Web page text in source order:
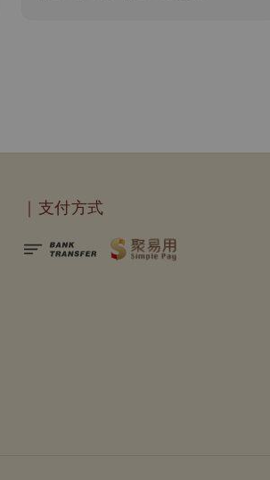
｜支付方式